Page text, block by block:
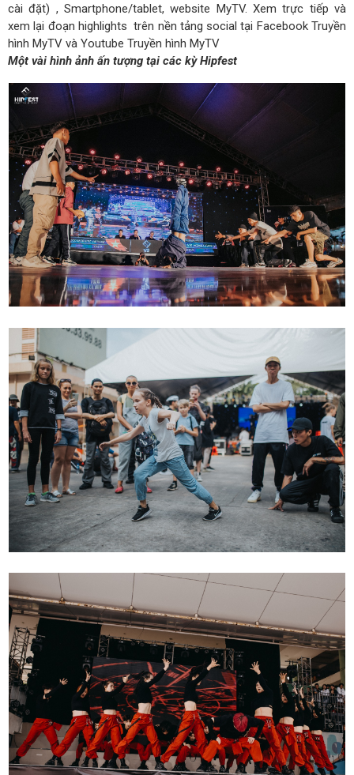
cài đặt) , Smartphone/tablet, website MyTV. Xem trực tiếp và
xem lại đoạn highlights trên nền tảng social tại Facebook Truyền
hình MyTV và Youtube Truyền hình MyTV
Một vài hình ảnh ấn tượng tại các kỳ Hipfest